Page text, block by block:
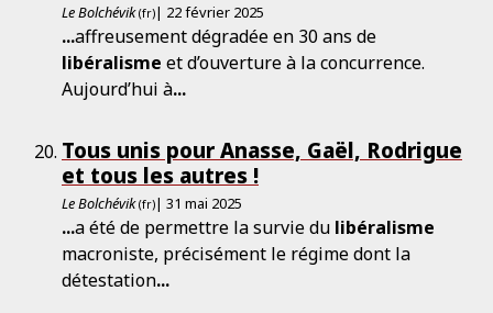
Le Bolchévik (fr)| 22 février 2025
...affreusement dégradée en 30 ans de
libéralisme et d’ouverture à la concurrence.
Aujourd’hui à...
Tous unis pour Anasse, Gaël, Rodrigue
et tous les autres !
Le Bolchévik (fr)| 31 mai 2025
...a été de permettre la survie du libéralisme
macroniste, précisément le régime dont la
détestation...